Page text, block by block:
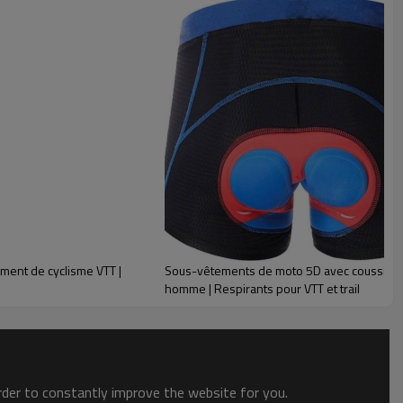
produit est soigneusement inspecté selon les normes AQL 2.0-
de cyclisme VTT |
Sous-vêtements de moto 5D avec coussin
homme | Respirants pour VTT et trail
to constantly improve the website for you.